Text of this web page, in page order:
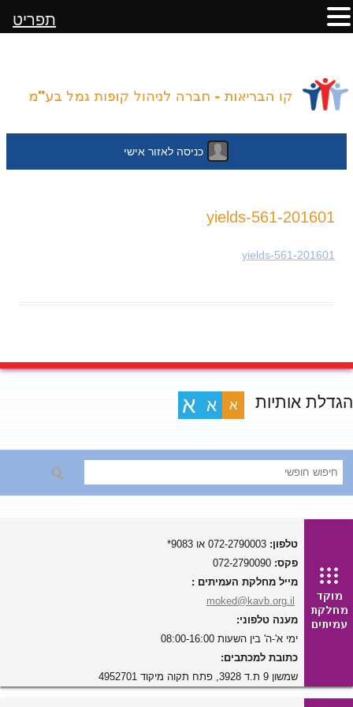
כניסה לאזור אישי
201601-yields-561
201601-yields-561
הגדלת אותיות א א א
טלפון:
פקס:
מייל מחלקת העמיתים :
moked@kavb.org.il
מענה טלפוני:
ימי א'-ה' בין השעות 08:00-16:00
כתובת למכתבים:
שמשון 9 ת.ד 3928, פתח תקוה מיקוד 4952701
תפריט